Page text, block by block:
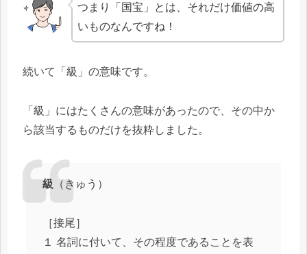
つまり「国宝」とは、それだけ価値の高
いものなんですね！
続いて「級」の意味です。
「級」にはたくさんの意味があったので、その中か
ら該当するものだけを抜粋しました。
級 （きゅう）
［接尾］
１ 名詞に付いて、その程度であることを表